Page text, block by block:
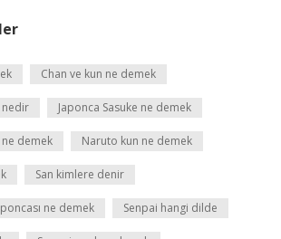
Chan ve kun ne demek
nedir Japonca Sasuke ne demek
ne demek Naruto kun ne demek
San kimlere denir
ne demek Senpai hangi dilde